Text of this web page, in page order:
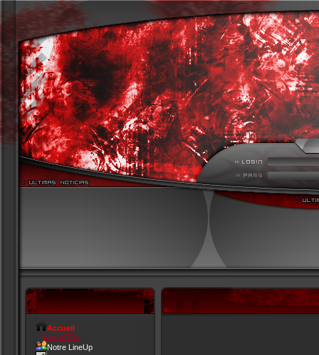
Accueil
Les v*T*p
Notre LineUp